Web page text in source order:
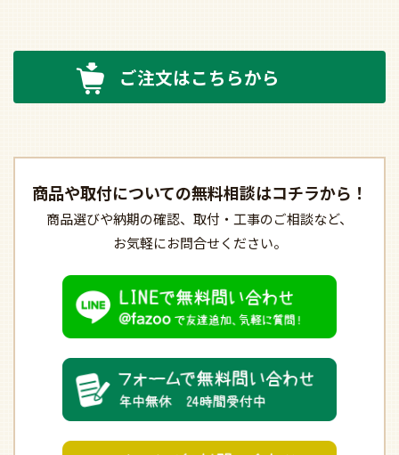
ご注文はこちらから
商品や取付についての無料相談はコチラから！
商品選びや納期の確認、 取付・工事のご相談など、
お気軽にお問合せください。